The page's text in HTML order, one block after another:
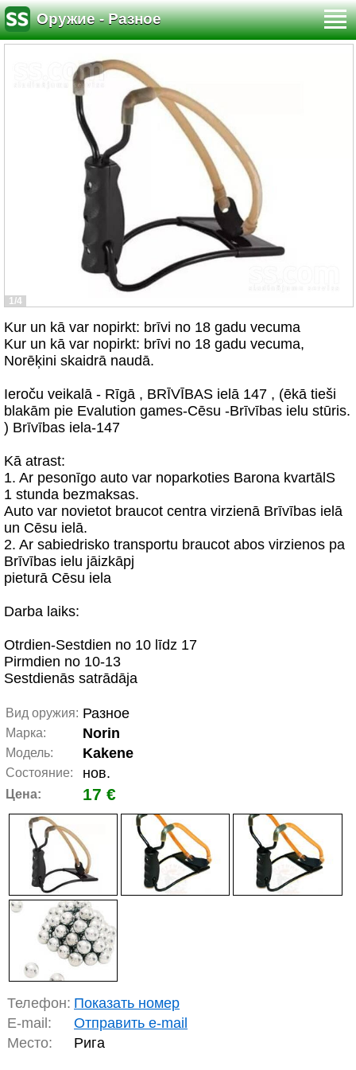
Оружие - Разное
1/4
Kur un kā var nopirkt: brīvi no 18 gadu vecuma
Kur un kā var nopirkt: brīvi no 18 gadu vecuma,
Norēķini skaidrā naudā.
Ieroču veikalā - Rīgā , BRĪVĪBAS ielā 147 , (ēkā tieši
blakām pie Evalution games-Cēsu -Brīvības ielu stūris.
) Brīvības iela-147
Kā atrast:
1. Ar pesonīgo auto var noparkoties Barona kvartālS
1 stunda bezmaksas.
Auto var novietot braucot centra virzienā Brīvības ielā
un Cēsu ielā.
2. Ar sabiedrisko transportu braucot abos virzienos pa
Brīvības ielu jāizkāpj
pieturā Cēsu iela
Darba laiks:
Otrdien-Sestdien no 10 līdz 17
Pirmdien no 10-13
Sestdienās satrādāja
Вид оружия: Разное
Марка: Norin
Модель: Kakene
Состояние: нов.
Цена: 17 €
Телефон: Показать номер
E-mail:
Отправить e-mail
Место:
Рига